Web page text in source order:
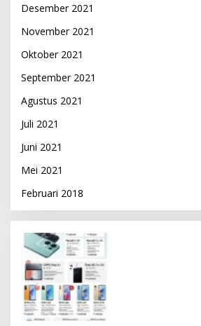
Desember 2021
November 2021
Oktober 2021
September 2021
Agustus 2021
Juli 2021
Juni 2021
Mei 2021
Februari 2018